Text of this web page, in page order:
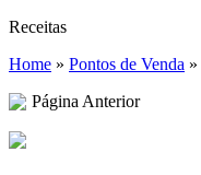
Receitas
Home » Pontos de Venda »
Página Anterior